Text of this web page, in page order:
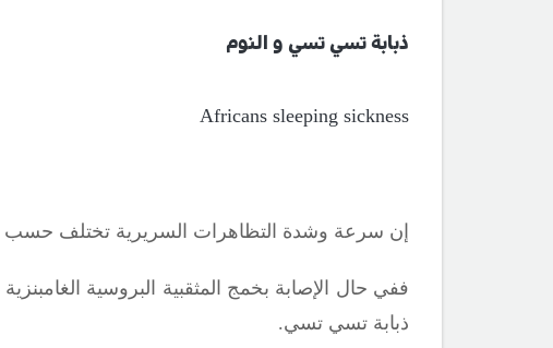
ذبابة تسي تسي و النوم
Africans sleeping sickness
إن سرعة وشدة التظاهرات السريرية تختلف حسب
ففي حال الإصابة بخمج المثقبية البروسية
ذبابة تسي تسي.